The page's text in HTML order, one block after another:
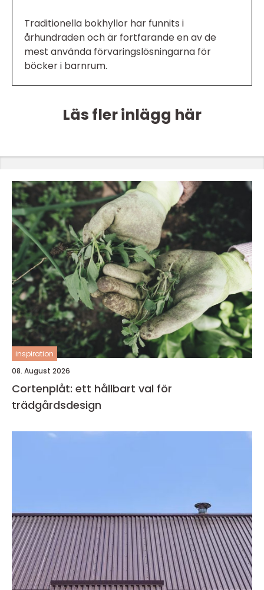
Traditionella bokhyllor har funnits i
århundraden och är fortfarande en av de
mest använda förvaringslösningarna för
böcker i barnrum.
Läs fler inlägg här
inspiration
08. August 2026
Cortenplåt: ett hållbart val för
trädgårdsdesign